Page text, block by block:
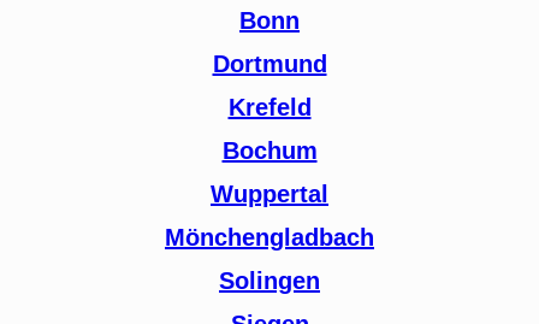
Bonn
Dortmund
Krefeld
Bochum
Wuppertal
Mönchengladbach
Solingen